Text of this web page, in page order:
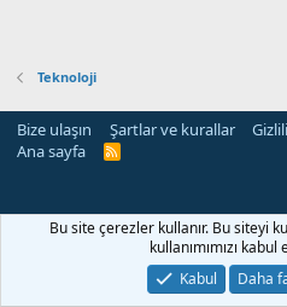
Teknoloji
Bize ulaşın Şartlar ve kurallar
Ana sayfa
R
Bu site çerezler kullanır. Bu siteyi
kullanımımızı
Kabul
Daha